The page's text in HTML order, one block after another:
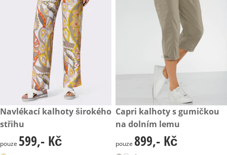
599,- Kč
Navlékací kalhoty širokého
střihu
599,- Kč
pouze 599,- Kč
899,- Kč
Capri kalhoty s gumičkou
na dolním lemu
899,- Kč
pouze 899,- Kč